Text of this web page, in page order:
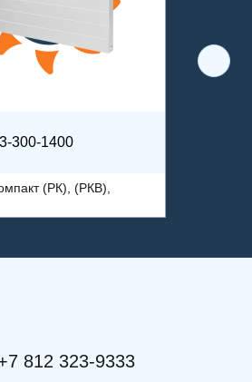
300-1400
(РК), (РКВ),
812 323-9333